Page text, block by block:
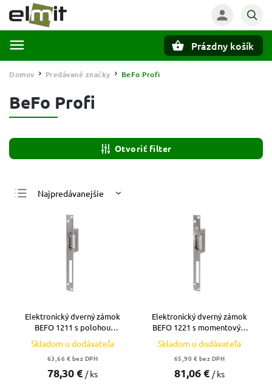
Prázdny košík
Domov / Predávané značky / BeFo Profi
BeFo Profi
Otvoriť filter
Najpredávanejšie
Najlacnejšie
Najdrahšie
Abecedne
Elektronický dverný zámok
BEFO 1211 s polohou
otvor./zavr. - C0024
Skladom u dodávateľa
63,66 € bez DPH
78,30 € / ks
Elektronický dverný zámok
BEFO 1221 s momentovým
kolíkom - C0025
Skladom u dodávateľa
65,90 € bez DPH
81,06 € / ks